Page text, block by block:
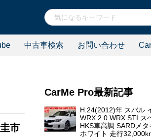
中古車検索 お問い合わせ
市
CarMe Pro最新記事
H.24(2012)年 スバル
WRX 2.0 WRX STI ス
HKS車高調 SARDメ
ホワイト 走行